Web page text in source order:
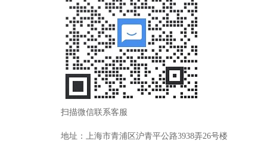
扫描微信联系客服
地址：上海市青浦区沪青平公路3938弄26号楼